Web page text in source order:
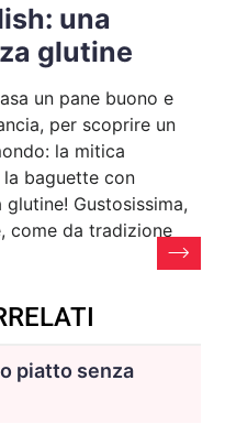
una
glutine
un pane buono e
per scoprire un
la mitica
la baguette con
Gustosissima,
come da tradizione
piatto senza